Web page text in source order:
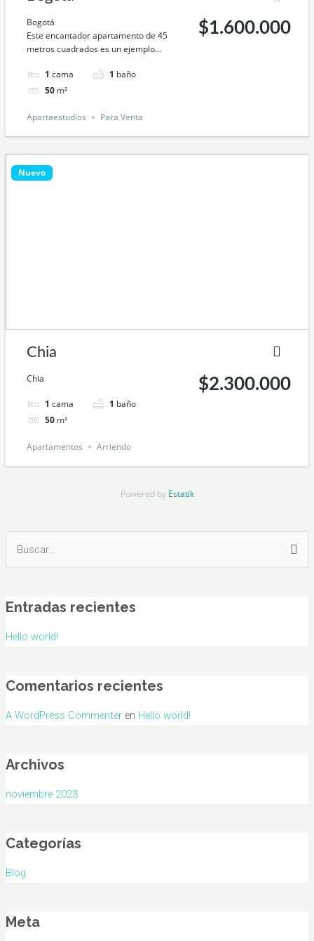
Bogotá
Este encantador apartamento de 45
metros cuadrados es un ejemplo...
1 cama 1 baño
50 m²
$1.600.000
Apartaestudios Para Venta
Nuevo
Chia
Chia
1 cama 1 baño
50 m²
$2.300.000
Apartamentos Arriendo
Powered by Estatik
Buscar
por:
Entradas recientes
Hello world!
Comentarios recientes
A WordPress Commenteren Hello world!
Archivos
noviembre 2023
Categorías
Blog
Meta